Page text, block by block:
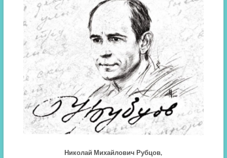
Николай Михайлович Рубцов,